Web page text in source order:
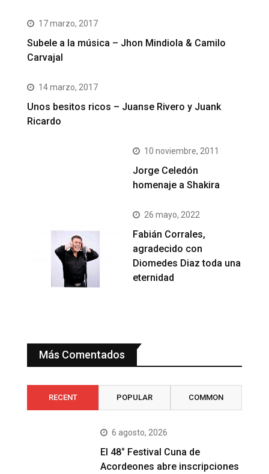
17 marzo, 2017
Subele a la música – Jhon Mindiola & Camilo
Carvajal
14 marzo, 2017
Unos besitos ricos – Juanse Rivero y Juank
Ricardo
10 noviembre, 2011
Jorge Celedón
homenaje a Shakira
26 mayo, 2022
Fabián Corrales,
agradecido con
Diomedes Diaz toda una
eternidad
Más Comentados
RECENT POPULAR COMMON
6 agosto, 2026
El 48° Festival Cuna de
Acordeones abre inscripciones